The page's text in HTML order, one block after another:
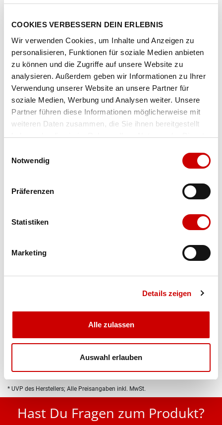
COOKIES VERBESSERN DEIN ERLEBNIS
Wir verwenden Cookies, um Inhalte und Anzeigen zu
personalisieren, Funktionen für soziale Medien anbieten
zu können und die Zugriffe auf unsere Website zu
analysieren. Außerdem geben wir Informationen zu Ihrer
Verwendung unserer Website an unsere Partner für
soziale Medien, Werbung und Analysen weiter. Unsere
Partner führen diese Informationen möglicherweise mit
weiteren Daten zusammen, die Sie ihnen bereitgestellt
haben oder die sie im Rahmen Ihrer Nutzung der Dienste
Notwendig
Präferenzen
Statistiken
Marketing
Details zeigen
Alle zulassen
Auswahl erlauben
Artikel-Nr.6830-2-broken
Farbe broken
IN DEN WARENKORB
Bis 17:00 Uhr bestellen: morgen geliefert - ab CHF 50.00
Produktbeschreibung
* UVP des Herstellers; Alle Preisangaben inkl. MwSt.
Hast Du Fragen zum Produkt?